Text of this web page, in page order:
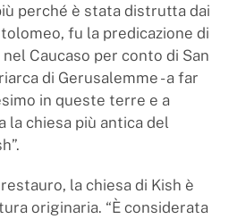
perché è stata distrutta dai
fu la predicazione di
nel Caucaso per conto di San
di Gerusalemme - a far
in queste terre e a
la chiesa più antica del
la chiesa di Kish è
originaria. “È considerata